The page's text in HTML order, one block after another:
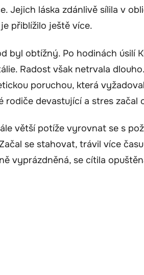
Jejich láska zdánlivě sílila v
přiblížilo ještě více.
byl obtížný. Po hodinách úsilí
Radost však netrvala
poruchou, která
devastující a stres začal
větší potíže vyrovnat se s
se stahovat, trávil více
vyprázdněná, se cítila